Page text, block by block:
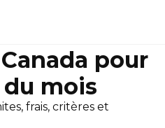
pour
mois
frais, critères et